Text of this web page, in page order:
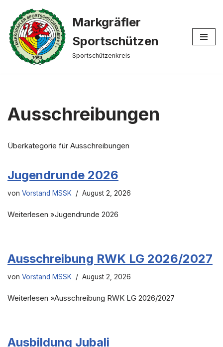
Zum
Inhalt
springen
Markgräfler
Sportschützen
Sportschützenkreis
Ausschreibungen
Überkategorie für Ausschreibungen
Jugendrunde 2026
von Vorstand MSSK August 2, 2026
Weiterlesen »Jugendrunde 2026
Ausschreibung RWK LG 2026/2027
von Vorstand MSSK August 2, 2026
Weiterlesen »Ausschreibung RWK LG 2026/2027
Ausbildung Jubali